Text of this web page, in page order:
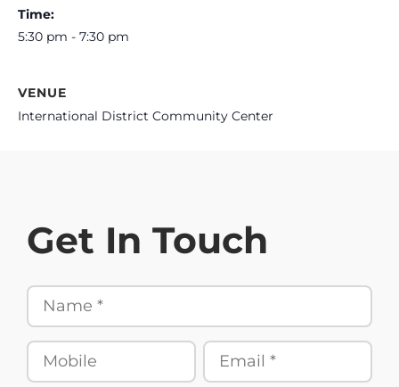
Time:
5:30 pm - 7:30 pm
VENUE
International District Community Center
Get In Touch